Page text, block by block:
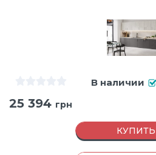
В наличии
25 394 грн
КУПИТЬ